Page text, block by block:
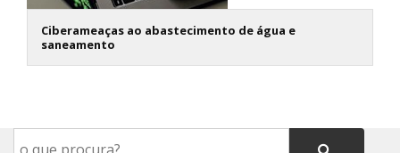
Ciberameaças ao abastecimento de água e
saneamento